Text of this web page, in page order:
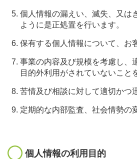
個人情報の漏えい、滅失、又は
ように是正処置を行います。
保有する個人情報について、お
事業の内容及び規模を考慮し、
目的外利用がされていないこと
苦情及び相談に対して適切かつ
定期的な内部監査、社会情勢の
個人情報の利用目的